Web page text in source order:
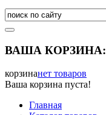
ВАША КОРЗИНА:
корзинанет товаров
Ваша корзина пуста!
Главная